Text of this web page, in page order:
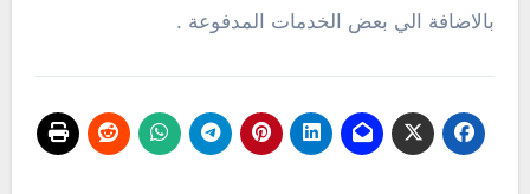
بالاضافة الي بعض الخدمات المدفوعة .